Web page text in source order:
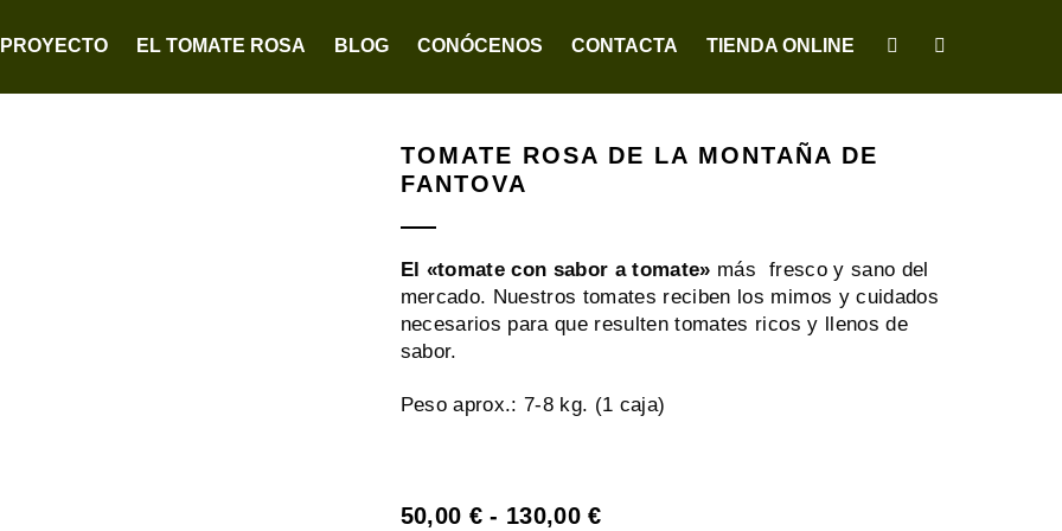
EL TOMATE ROSA BLOG CONÓCENOS CONTACTA TIENDA ONLINE
TOMATE ROSA DE LA MONTAÑA DE
FANTOVA
El «tomate con sabor a tomate» más fresco y sano del
mercado. Nuestros tomates reciben los mimos y cuidados
necesarios para que resulten tomates ricos y llenos de
sabor.
Peso aprox.: 7-8 kg. (1 caja)
50,00 € - 130,00€